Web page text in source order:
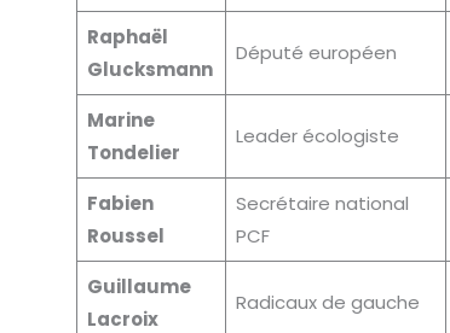
Raphaël
Glucksmann
Député européen
Marine
Tondelier
Leader écologiste
Fabien
Roussel
Secrétaire national
PCF
Guillaume
Lacroix
Radicaux de gauche